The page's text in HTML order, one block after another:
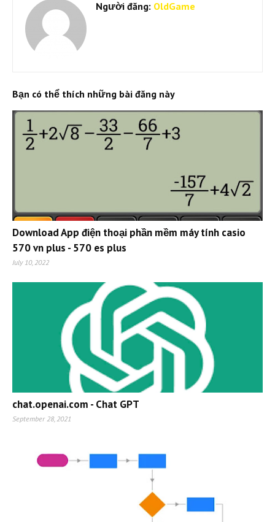
Người đăng: OldGame
Bạn có thể thích những bài đăng này
Download App điện thoại phần mềm máy tính casio
570 vn plus - 570 es plus
July 10, 2022
chat.openai.com - Chat GPT
September 28, 2021